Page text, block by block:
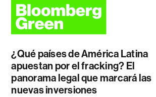
¿Qué países de América Latina
apuestan por el fracking? El
panorama legal que marcará las
nuevas inversiones